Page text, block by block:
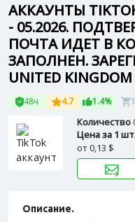
АККАУНТЫ
- 05.2026.
ПОЧТА ИДЕТ В
ЗАПОЛНЕН.
UNITED KINGDOM
48ч 4.7 1.4%
Количество
Цена за 1
от0,13 $
Описание.